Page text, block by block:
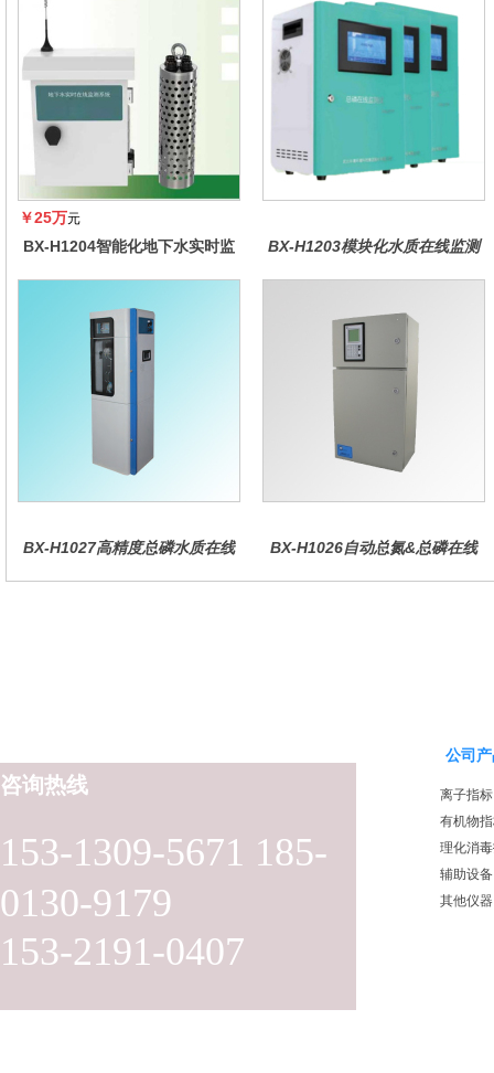
￥25万元
BX-H1204智能化地下水实时监
BX-H1203模块化水质在线监测
BX-H1027高精度总磷水质在线
BX-H1026自动总氮&总磷在线
153-1309-5671 185-
0130-9179
153-2191-0407
咨询热线
公司
离子指标
有机物
理化消
辅助设备
其他仪器